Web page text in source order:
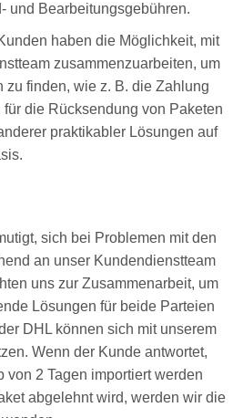
und Bearbeitungsgebühren.
haben die Möglichkeit, mit
zusammenzuarbeiten, um
zu finden, wie z. B. die Zahlung
die Rücksendung von Paketen
praktikabler Lösungen auf
sich bei Problemen mit den
an unser Kundendienstteam
uns zur Zusammenarbeit, um
Lösungen für beide Parteien
DHL können sich mit unserem
Wenn der Kunde antwortet,
von 2 Tagen importiert werden
abgelehnt wird, werden wir die